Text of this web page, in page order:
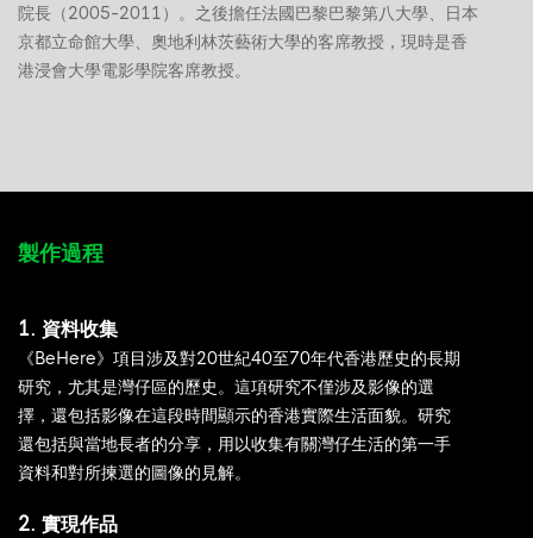
院長（2005-2011）。之後擔任法國巴黎巴黎第八大學、日本
京都立命館大學、奧地利林茨藝術大學的客席教授，現時是香
港浸會大學電影學院客席教授。
製作過程
1. 資料收集
《BeHere》項目涉及對20世紀40至70年代香港歷史的長期
研究，尤其是灣仔區的歷史。這項研究不僅涉及影像的選
擇，還包括影像在這段時間顯示的香港實際生活面貌。研究
還包括與當地長者的分享，用以收集有關灣仔生活的第一手
資料和對所揀選的圖像的見解。
2. 實現作品